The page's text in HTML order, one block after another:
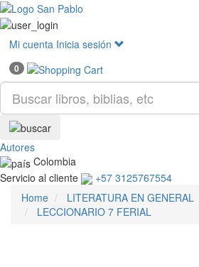
Mi cuenta Inicia sesión
0
Autores
Colombia
Servicio al cliente
+57 3125767554
Home
LITERATURA EN GENERAL
LECCIONARIO 7 FERIAL